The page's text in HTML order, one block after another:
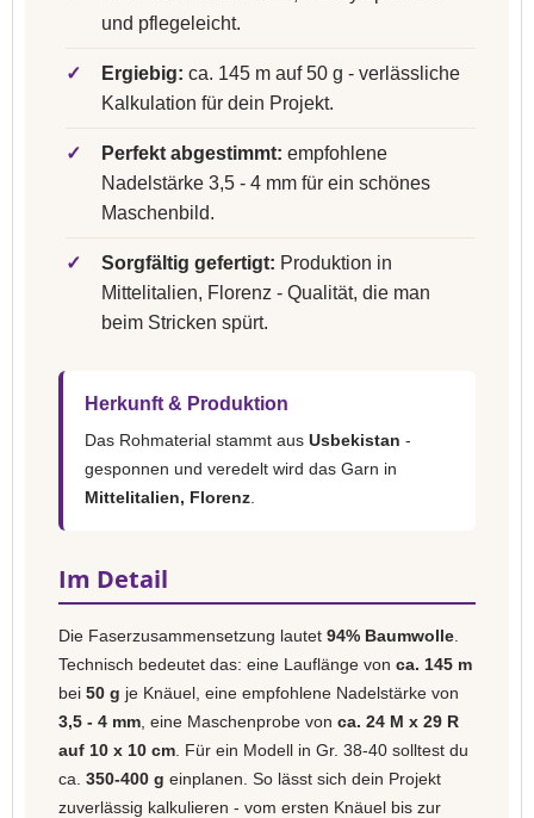
und pflegeleicht.
✓ Ergiebig: ca. 145 m auf 50 g - verlässliche
Kalkulation für dein Projekt.
✓ Perfekt abgestimmt: empfohlene
Nadelstärke 3,5 - 4 mm für ein schönes
Maschenbild.
✓ Sorgfältig gefertigt: Produktion in
Mittelitalien, Florenz - Qualität, die man
beim Stricken spürt.
Herkunft & Produktion
Das Rohmaterial stammt aus Usbekistan -
gesponnen und veredelt wird das Garn in
Mittelitalien, Florenz
Im Detail
Die Faserzusammensetzung lautet 94% Baumwolle
Technisch bedeutet das: eine Lauflänge von ca. 145 m
bei 50 g je Knäuel, eine empfohlene Nadelstärke von
3,5 - 4 mm , eine Maschenprobe von ca. 24 M x 29 R
auf 10 x 10 cm . Für ein Modell in Gr. 38-40 solltest du
ca. 350-400 g einplanen. So lässt sich dein Projekt
zuverlässig kalkulieren - vom ersten Knäuel bis zur